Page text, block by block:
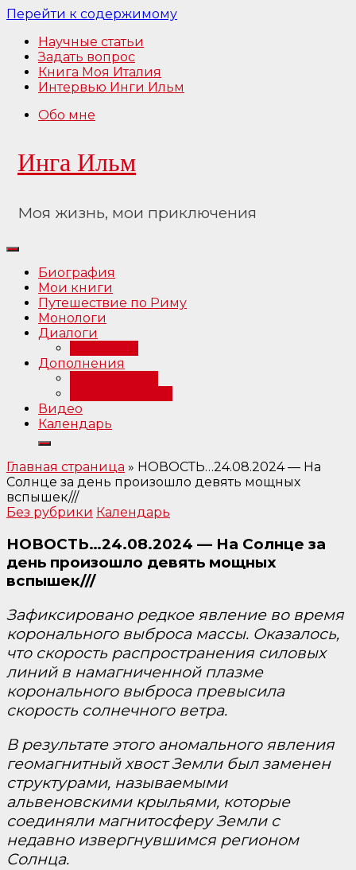
Перейти к содержимому
Научные статьи
Задать вопрос
Книга Моя Италия
Интервью Инги Ильм
Обо мне
Инга Ильм
Моя жизнь, мои приключения
Биография
Мои книги
Путешествие по Риму
Монологи
Диалоги
Дополнения
Видео
Календарь
Главная страница » НОВОСТЬ…24.08.2024 — На
Солнце за день произошло девять мощных
вспышек///
Без рубрики Календарь
НОВОСТЬ…24.08.2024 — На Солнце за
день произошло девять мощных
вспышек///
Зафиксировано редкое явление во время
коронального выброса массы. Оказалось,
что скорость распространения силовых
линий в намагниченной плазме
коронального выброса превысила
скорость солнечного ветра.
В результате этого аномального явления
геомагнитный хвост Земли был заменен
структурами, называемыми
альвеновскими крыльями, которые
соединяли магнитосферу Земли с
недавно извергнувшимся регионом
Солнца.